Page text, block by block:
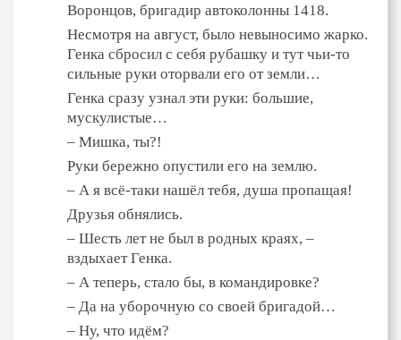
Воронцов, бригадир автоколонны 1418.
Несмотря на август, было невыносимо жарко.
Генка сбросил с себя рубашку и тут чьи-то
сильные руки оторвали его от земли…
Генка сразу узнал эти руки: большие,
мускулистые…
– Мишка, ты?!
Руки бережно опустили его на землю.
– А я всё-таки нашёл тебя, душа пропащая!
Друзья обнялись.
– Шесть лет не был в родных краях, –
вздыхает Генка.
– А теперь, стало бы, в командировке?
– Да на уборочную со своей бригадой…
– Ну, что идём?